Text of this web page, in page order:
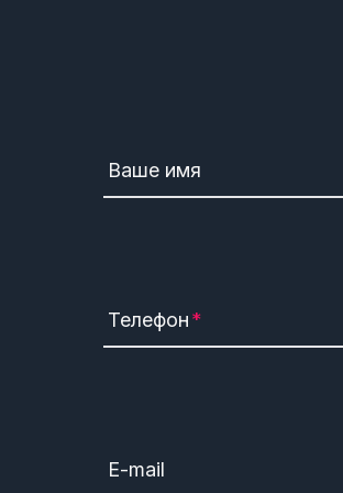
Ваше имя
Телефон
E-mail